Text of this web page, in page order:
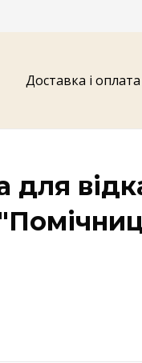
Доставка і оплата
для